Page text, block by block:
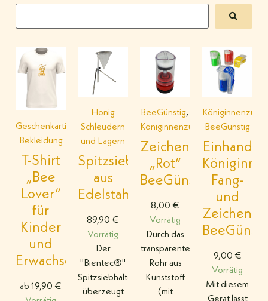
Geschenkartikel
,
Bekleidung
T-Shirt
„Bee
Lover“
für
Kinder
und
Erwachsene
ab 19,90 €
Honig
Schleudern
und Lagern
Spitzsiebhalter
aus
Edelstahl
89,90 €
Vorrätig
Der
"Bientec®"
Spitzsiebhalter
überzeugt
BeeGünstig,
Königinnenzucht
Zeichenkolben
„Rot“
BeeGünstig
8,00 €
Vorrätig
Durch das
transparente
Rohr aus
Kunststoff
(mit
Königinnenzucht
BeeGünstig
Einhand
Fang-
und
9,00 €
Vorrätig
Mit diesem